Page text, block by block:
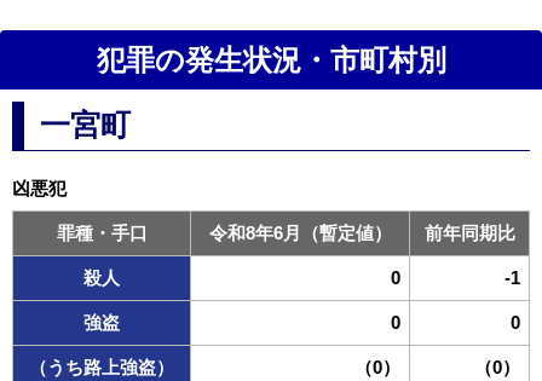
犯罪の発生状況・市町村別
一宮町
凶悪犯
罪種・手口 令和8年6月（暫定値） 前年同期比
殺人 0 -1
強盗 0 0
（うち路上強盗） （0） （0）